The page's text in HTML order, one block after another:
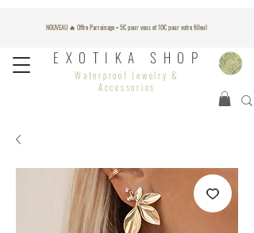
NOUVEAU 🔥 Offre Parrainage = 5€ pour vous et 10€ pour votre filleul
EXOTIKA SHOP
Waterproof Jewelry &
Accessories